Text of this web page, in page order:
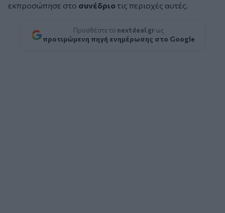
εκπροσώπησε στο συνέδριοτις περιοχές αυτές.
Προσθέστε το nextdeal.gr ως
προτιμώμενη πηγή ενημέρωσης στο Google